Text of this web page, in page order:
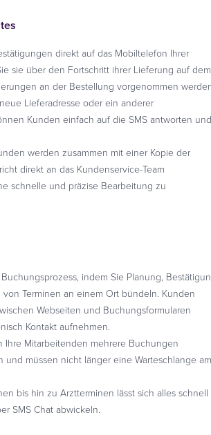
direkt auf das Mobiltelefon Ihrer
sie über den Fortschritt ihrer Lieferung auf dem
an der Bestellung vorgenommen
Lieferadresse oder ein anderer
Kunden einfach auf die SMS antworten und
werden zusammen mit einer Kopie der
direkt an das Kundenservice-Team
schnelle und präzise Bearbeitung zu
indem Sie Planung,
Terminen an einem Ort bündeln. Kunden
Webseiten und Buchungsformularen
Kontakt aufnehmen.
Ihre Mitarbeitenden mehrere Buchungen
und müssen nicht länger eine Warteschlange am
bis hin zu Arztterminen lässt sich alles schnell
SMS Chat abwickeln.